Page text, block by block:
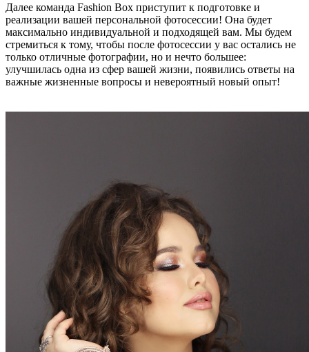
Далее команда Fashion Box приступит к подготовке и
реализации вашей персональной фотосессии! Она будет
максимально индивидуальной и подходящей вам. Мы будем
стремиться к тому, чтобы после фотосессии у вас остались не
только отличные фотографии, но и нечто большее:
улучшилась одна из сфер вашей жизни, появились ответы на
важные жизненные вопросы и невероятный новый опыт!